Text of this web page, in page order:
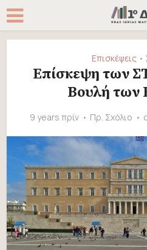
Επισκέψεις •
Επίσκεψη των
Βουλή των
9 years πρίν Πρ. Σχόλιο